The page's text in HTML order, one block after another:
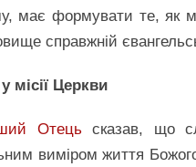
має формувати те, як
справжній
місії Церкви
Отецьсказав, що
виміром життя